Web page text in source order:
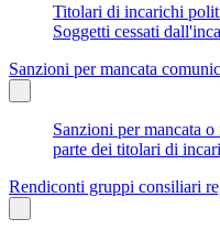
Titolari di incarichi
Soggetti cessati
Sanzioni per mancata
Sanzioni per mancata
parte dei titolari di
Rendiconti gruppi consiliari